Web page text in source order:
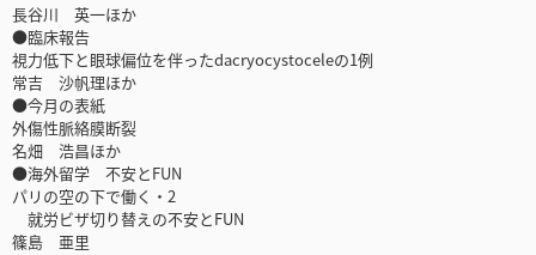
長谷川 英一ほか
●臨床報告
視力低下と眼球偏位を伴ったdacryocystoceleの1例
常吉 沙帆理ほか
●今月の表紙
外傷性脈絡膜断裂
名畑 浩昌ほか
●海外留学 不安とFUN
パリの空の下で働く・2
就労ビザ切り替えの不安とFUN
篠島 亜里